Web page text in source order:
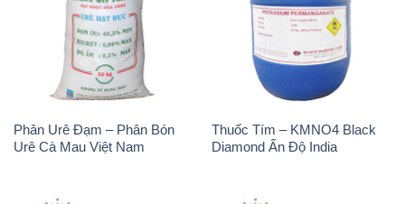
Phân Urê Đạm – Phân Bón
Urê Cà Mau Việt Nam
Thuốc Tím – KMNO4 Black
Diamond Ấn Độ India